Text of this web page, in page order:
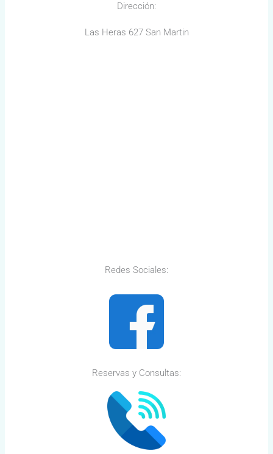
Dirección:
Las Heras 627 San Martin
Redes Sociales:
Reservas y Consultas: